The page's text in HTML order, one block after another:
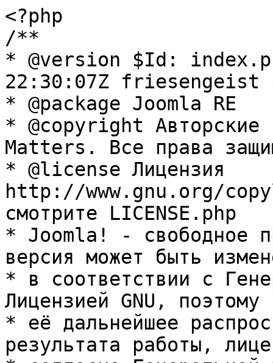
<?php
/**
* @version $Id:
22:30:07Z friesengeist
* @package Joomla RE
* @copyright Авторские
Matters. Все права
* @license Лицензия
http://www.gnu.org/
смотрите LICENSE.php
* Joomla! - свободное
версия может быть
* в соответствии с
Лицензией GNU, поэтому
* её дальнейшее
результата работы,